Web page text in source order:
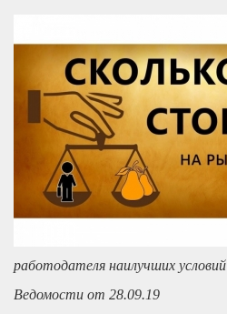
работодателя наилучших условий
Ведомости от 28.09.19